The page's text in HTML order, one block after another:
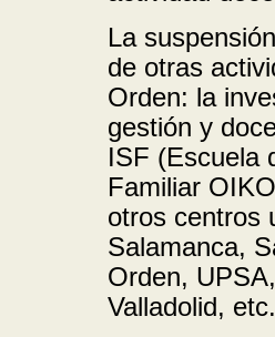
La
de otras
Orden: la
gestión y
ISF (Escuela
Familiar
otros centros
Salamanca,
Orden,
Valladolid, etc.